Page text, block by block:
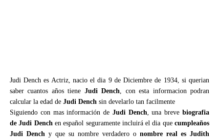
Judi Dench es Actriz, nacio el dia 9 de Diciembre de 1934, si querian
saber cuantos años tiene Judi Dench, con esta informacion podran
calcular la edad de Judi Dench sin develarlo tan facilmente
Siguiendo con mas información de Judi Dench, una brevebiografia
de Judi Denchen español seguramente incluirá el dia quecumpleaños
Judi Dench y que su nombre verdadero o nombre real es Judith